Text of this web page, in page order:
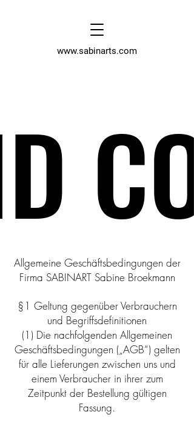
www.sabinarts.com
Allgemeine Geschäftsbedingungen der
Firma SABINART Sabine Broekmann
§1 Geltung gegenüber Verbrauchern
und Begriffsdefinitionen
(1) Die nachfolgenden Allgemeinen
Geschäftsbedingungen („AGB“) gelten
für alle Lieferungen zwischen uns und
einem Verbraucher in ihrer zum
Zeitpunkt der Bestellung gültigen
Fassung.